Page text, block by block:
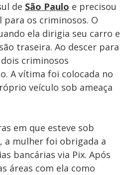
de São Paulo e precisou
os criminosos. O
ela dirigia seu carro e
traseira. Ao descer para
criminosos
A vítima foi colocada no
veículo sob ameaça
em que esteve sob
a mulher foi obrigada a
bancárias via Pix. Após
áreas com ela como